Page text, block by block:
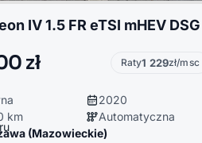
IV 1.5 FR eTSI mHEV DSG
zł Raty1 229zł/msc
2020
km
Automatyczna
(Mazowieckie)